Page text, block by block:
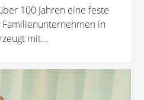
100 Jahren eine feste
in
mit...